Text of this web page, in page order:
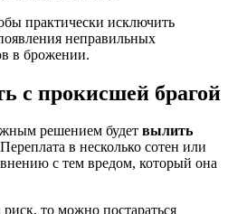
практически исключить
неправильных
в брожении.
с прокисшей брагой
решением будет вылить
в несколько сотен или
с тем вредом, который она
то можно постараться